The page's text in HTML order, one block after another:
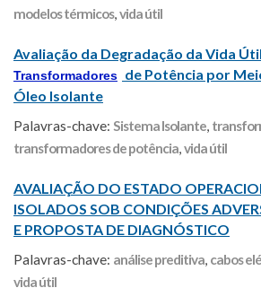
modelos térmicos,vida útil
Avaliação da Degradação da Vida
Transformadores de Potência por
Óleo Isolante
Palavras-chave: Sistema Isolante,
transformadores de potência,vida útil
AVALIAÇÃO DO ESTADO
ISOLADOS SOB CONDIÇÕES
E PROPOSTA DE DIAGNÓSTICO
Palavras-chave: análise preditiva, cabos
vida útil